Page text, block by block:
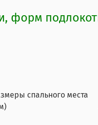
форм
спального места